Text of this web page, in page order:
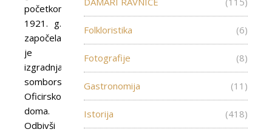
početkom
1921. g.
započela
je
izgradnja
somborskog
Oficirskog
doma.
Odbivši
Folkloristika (6)
Fotografije (8)
Gastronomija (11)
Istorija (418)